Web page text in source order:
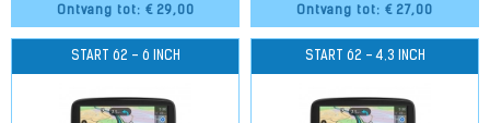
Ontvang tot: € 29,00 Ontvang tot: € 27,00
START 62 - 6 INCH START 62 - 4.3 INCH